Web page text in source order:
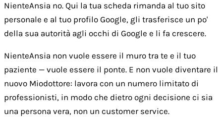
NienteAnsia no. Qui la tua scheda rimanda al tuo sito
personale e al tuo profilo Google, gli trasferisce un po'
della sua autorità agli occhi di Google e li fa crescere.
NienteAnsia non vuole essere il muro tra te e il tuo
paziente — vuole essere il ponte. E non vuole diventare il
nuovo Miodottore: lavora con un numero limitato di
professionisti, in modo che dietro ogni decisione ci sia
una persona vera, non un customer service.